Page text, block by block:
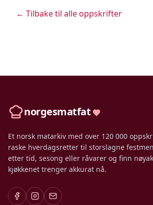
← Tilbake til alle oppskrifter
norgesmatfat
Et norsk matarkiv med over 120 000
raske hverdagsretter til storslagne
etter tid, sesong eller råvarer og finn
kjøkkenet trenger akkurat nå.